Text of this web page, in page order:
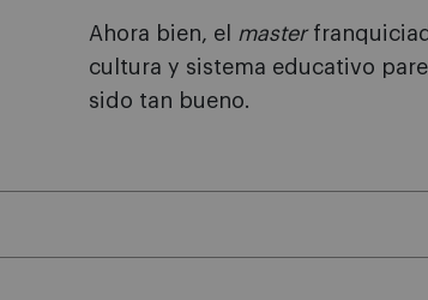
Ahora bien, el master
cultura y sistema educativo
sido tan bueno.